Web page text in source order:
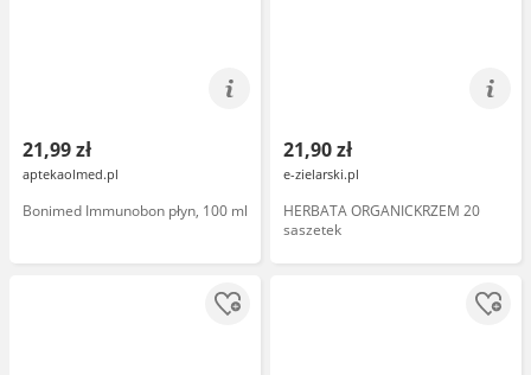
21,99 zł
aptekaolmed.pl
Bonimed Immunobon płyn, 100 ml
21,90 zł
e-zielarski.pl
HERBATA ORGANICKRZEM 20
saszetek